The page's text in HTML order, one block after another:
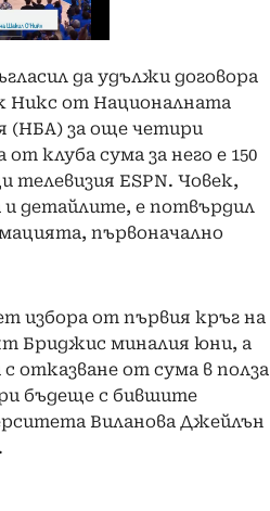
да удължи договора
Никс от Националната
(НБА) за още четири
клуба сума за него е 150
телевизия ЕSPN. Човек,
и детайлите, е потвърдил
първоначално
избора от първия кръг на
Бриджис миналия юни, а
отказване от сума в полза
бъдеще с бившите
Виланова Джейлън